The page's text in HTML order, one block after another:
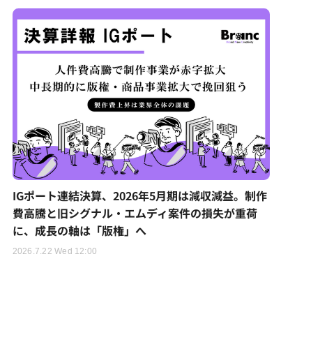
IGポート連結決算、2026年5月期は減収減益。制作
費高騰と旧シグナル・エムディ案件の損失が重荷
に、成長の軸は「版権」へ
2026.7.22 Wed 12:00